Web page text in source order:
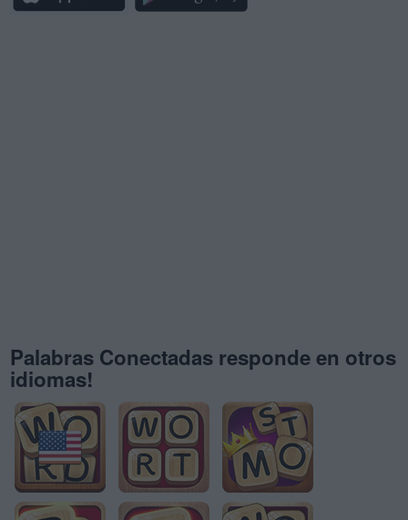
Palabras Conectadas responde en otros
idiomas!